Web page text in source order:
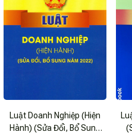
Luật Doanh Nghiệp (Hiện
Hành) (Sửa Đổi, Bổ Sung